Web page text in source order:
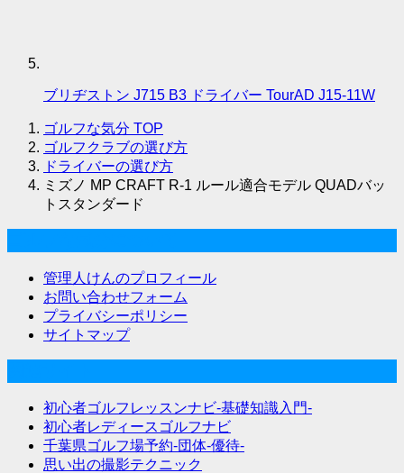
ブリヂストン J715 B3 ドライバー TourAD J15-11W
ゴルフな気分 TOP
ゴルフクラブの選び方
ドライバーの選び方
ミズノ MP CRAFT R-1 ルール適合モデル QUADバッ
トスタンダード
管理人けんのプロフィール
お問い合わせフォーム
プライバシーポリシー
サイトマップ
初心者ゴルフレッスンナビ-基礎知識入門-
初心者レディースゴルフナビ
千葉県ゴルフ場予約-団体-優待-
思い出の撮影テクニック